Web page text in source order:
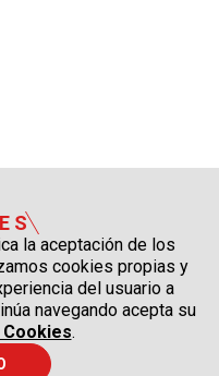
la aceptación de los
cookies propias y
del usuario a
navegando acepta su
.